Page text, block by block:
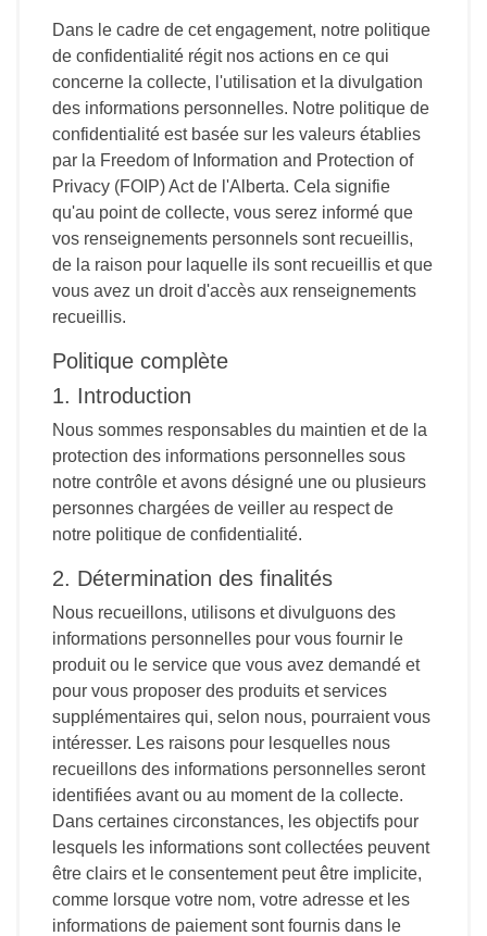
Dans le cadre de cet engagement, notre politique
de confidentialité régit nos actions en ce qui
concerne la collecte, l'utilisation et la divulgation
des informations personnelles. Notre politique de
confidentialité est basée sur les valeurs établies
par la Freedom of Information and Protection of
Privacy (FOIP) Act de l'Alberta. Cela signifie
qu'au point de collecte, vous serez informé que
vos renseignements personnels sont recueillis,
de la raison pour laquelle ils sont recueillis et que
vous avez un droit d'accès aux renseignements
recueillis.
Politique complète
1. Introduction
Nous sommes responsables du maintien et de la
protection des informations personnelles sous
notre contrôle et avons désigné une ou plusieurs
personnes chargées de veiller au respect de
notre politique de confidentialité.
2. Détermination des finalités
Nous recueillons, utilisons et divulguons des
informations personnelles pour vous fournir le
produit ou le service que vous avez demandé et
pour vous proposer des produits et services
supplémentaires qui, selon nous, pourraient vous
intéresser. Les raisons pour lesquelles nous
recueillons des informations personnelles seront
identifiées avant ou au moment de la collecte.
Dans certaines circonstances, les objectifs pour
lesquels les informations sont collectées peuvent
être clairs et le consentement peut être implicite,
comme lorsque votre nom, votre adresse et les
informations de paiement sont fournis dans le